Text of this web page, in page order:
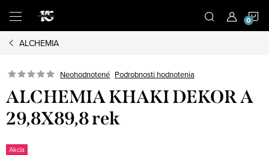
obsah
ALCHEMIA
Neohodnotené Podrobnosti hodnotenia
ALCHEMIA KHAKI DEKOR A
29,8X89,8 rek
Akcia